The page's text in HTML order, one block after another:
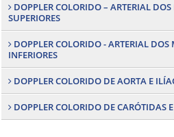
DOPPLER COLORIDO – ARTERIAL
SUPERIORES
DOPPLER COLORIDO - ARTERIAL DOS
INFERIORES
DOPPLER COLORIDO DE AORTA E
DOPPLER COLORIDO DE CARÓTIDAS